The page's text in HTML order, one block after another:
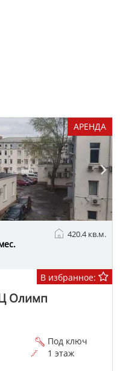
АРЕНДА
420.4 кв.м.
Олимп
В избранное:
Под ключ
1 этаж